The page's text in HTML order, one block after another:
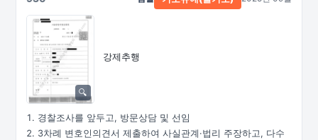
강제추행
경찰조사를 앞두고, 방문상담 및 선임
3차례 변호인의견서 제출하여 사실관계·법리 주장하고, 다수